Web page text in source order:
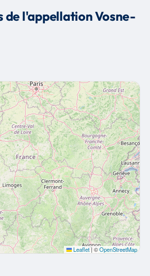
de l'appellation Vosne-
Leaflet| ©OpenStreetMap